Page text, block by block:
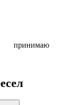
принимаю